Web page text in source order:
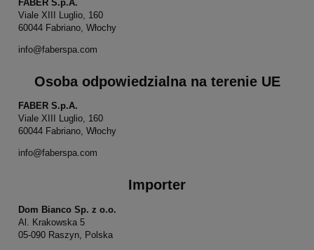
FABER S.p.A.
Viale XIII Luglio, 160
60044 Fabriano, Włochy
info@faberspa.com
Osoba odpowiedzialna na terenie UE
FABER S.p.A.
Viale XIII Luglio, 160
60044 Fabriano, Włochy
info@faberspa.com
Importer
Dom Bianco Sp. z o.o.
Al. Krakowska 5
05-090 Raszyn, Polska